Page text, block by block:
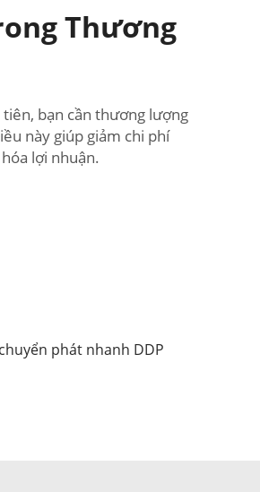
Thương
bạn cần thương lượng
này giúp giảm chi phí
lợi nhuận.
phát nhanh DDP